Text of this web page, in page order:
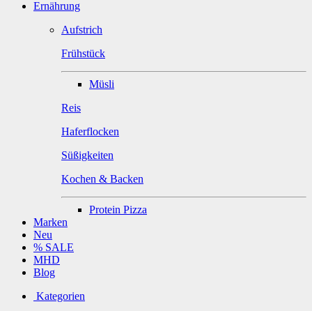
Ernährung
Aufstrich
Frühstück
Müsli
Reis
Haferflocken
Süßigkeiten
Kochen & Backen
Protein Pizza
Marken
Neu
% SALE
MHD
Blog
Kategorien